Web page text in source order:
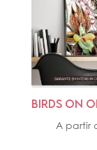
BIRDS ON
A partir